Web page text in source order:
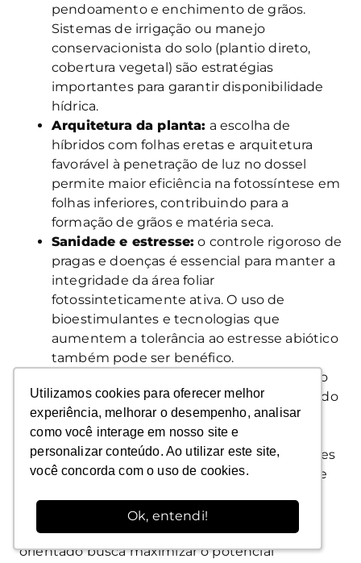
Utilizamos cookies para oferecer melhor
experiência, melhorar o desempenho, analisar
como você interage em nosso site e
personalizar conteúdo. Ao utilizar este site,
você concorda com o uso de cookies.
Ok, entendi!
Utilizamos cookies para oferecer melhor
experiência, melhorar o desempenho, analisar
como você interage em nosso site e
personalizar conteúdo. Ao utilizar este site,
você concorda com o uso de cookies.
Ok, entendi!
pendoamento e enchimento de grãos.
Sistemas de irrigação ou manejo
conservacionista do solo (plantio direto,
cobertura vegetal) são estratégias
importantes para garantir disponibilidade
hídrica.
Arquitetura da planta: a escolha de
híbridos com folhas eretas e arquitetura
favorável à penetração de luz no dossel
permite maior eficiência na fotossíntese em
folhas inferiores, contribuindo para a
formação de grãos e matéria seca.
Sanidade e estresse: o controle rigoroso de
pragas e doenças é essencial para manter a
integridade da área foliar
fotossinteticamente ativa. O uso de
bioestimulantes e tecnologias que
aumentem a tolerância ao estresse abiótico
também pode ser benéfico.
práticas como
ajuste da época de semeadura e do ciclo do
híbrido devem considerar as condições
ambientais para garantir que o período
crítico da cultura coincida com as melhores
condições climáticas, reduzindo o risco de
Um sistema de manejo ecofisiologicamente
orientado busca maximizar o potencial